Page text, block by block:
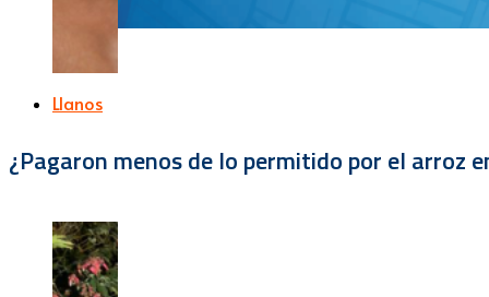
Llanos
¿Pagaron menos de lo permitido por el arroz